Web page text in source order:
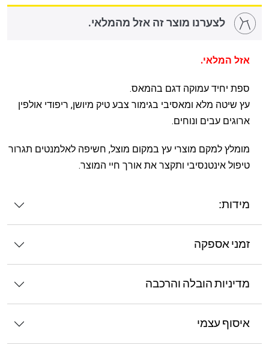
לצערנו מוצר זה אזל מהמלאי.
אזל המלאי.
ספת יחיד עמוקה דגם בהמאס.
עץ שיטה מלא ומאסיבי בגימור צבע טיק מיושן, ריפודי אולפין
ארוגים עבים ונוחים.
מומלץ למקם מוצרי עץ במקום מוצל, חשיפה לאלמנטים תגרור
טיפול אינטנסיבי ותקצר את אורך חיי המוצר.
מידות:
זמני אספקה
מדיניות הובלה והרכבה
איסוף עצמי